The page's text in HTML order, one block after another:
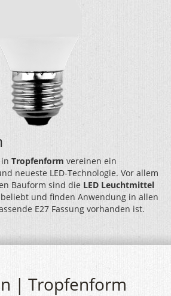
in Tropfenform vereinen ein
neueste LED-Technologie. Vor allem
Bauform sind die LED Leuchtmittel
und finden Anwendung in allen
E27 Fassung vorhanden ist.
| Tropfenform